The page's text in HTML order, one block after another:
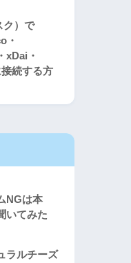
ク）で
・
xDai・
続する方
NGは本
いてみた
ラルチーズ